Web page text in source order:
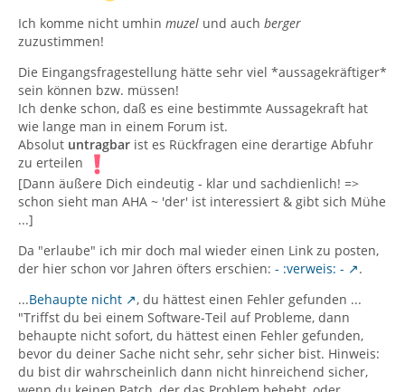
Ich komme nicht umhin muzel und auch berger
zuzustimmen!
Die Eingangsfragestellung hätte sehr viel *aussagekräftiger*
sein können bzw. müssen!
Ich denke schon, daß es eine bestimmte Aussagekraft hat
wie lange man in einem Forum ist.
Absolut untragbar ist es Rückfragen eine derartige Abfuhr
zu erteilen
[Dann äußere Dich eindeutig - klar und sachdienlich! =>
schon sieht man AHA ~ 'der' ist interessiert & gibt sich Mühe
...]
Da "erlaube" ich mir doch mal wieder einen Link zu posten,
der hier schon vor Jahren öfters erschien: - :verweis: -
.
...Behaupte nicht
, du hättest einen Fehler gefunden ...
"Triffst du bei einem Software-Teil auf Probleme, dann
behaupte nicht sofort, du hättest einen Fehler gefunden,
bevor du deiner Sache nicht sehr, sehr sicher bist. Hinweis:
du bist dir wahrscheinlich dann nicht hinreichend sicher,